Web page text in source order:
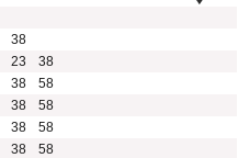
38
23
38
38
58
38
58
38
58
38
58